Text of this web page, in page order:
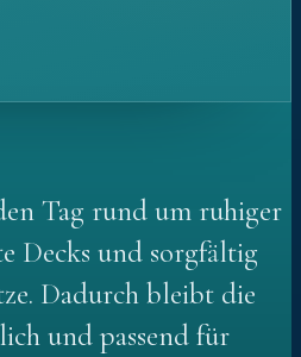
Tag rund um ruhiger
Decks und sorgfältig
Dadurch bleibt die
und passend für